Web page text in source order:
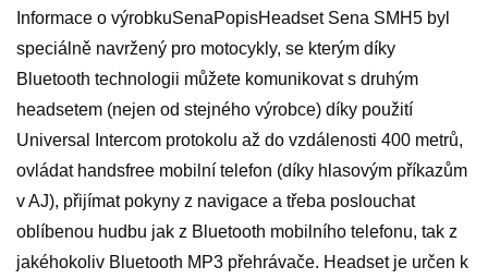
Informace o výrobkuSenaPopisHeadset Sena SMH5 byl
speciálně navržený pro motocykly, se kterým díky
Bluetooth technologii můžete komunikovat s druhým
headsetem (nejen od stejného výrobce) díky použití
Universal Intercom protokolu až do vzdálenosti 400 metrů,
ovládat handsfree mobilní telefon (díky hlasovým příkazům
v AJ), přijímat pokyny z navigace a třeba poslouchat
oblíbenou hudbu jak z Bluetooth mobilního telefonu, tak z
jakéhokoliv Bluetooth MP3 přehrávače. Headset je určen k